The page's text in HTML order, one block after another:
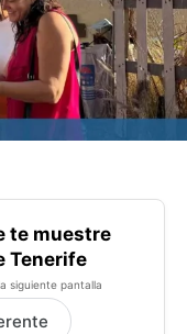
te muestre
Tenerife
siguiente pantalla